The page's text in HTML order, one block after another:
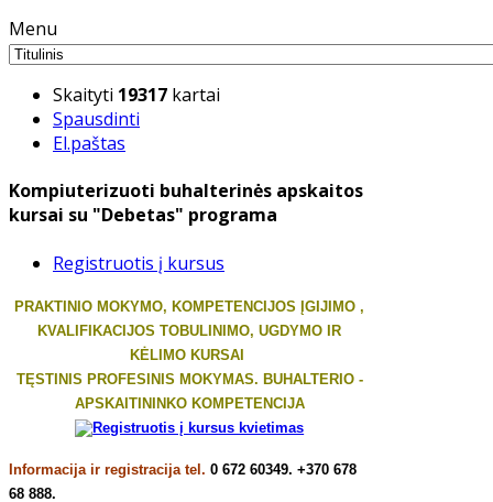
Menu
Skaityti 19317 kartai
Spausdinti
El.paštas
Kompiuterizuoti buhalterinės apskaitos
kursai su "Debetas" programa
Registruotis į kursus
PRAKTINIO MOKYMO, KOMPETENCIJOS ĮGIJIMO ,
KVALIFIKACIJOS TOBULINIMO, UGDYMO IR
KĖLIMO KURSAI
TĘSTINIS PROFESINIS MOKYMAS. BUHALTERIO -
APSKAITININKO KOMPETENCIJA
Informacija ir registracija tel. 0 672 60349. +370 678
68 888.